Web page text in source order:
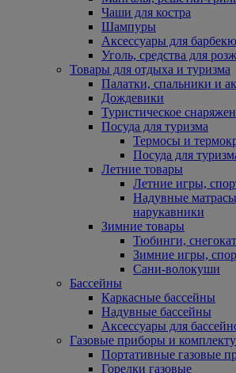
Чаши для костра
Шампуры
Аксессуары для барбекю
Уголь, средства для
Товары для отдыха и туризма
Палатки, спальники и
Дождевики
Туристическое
Посуда для туризма
Термосы и
Посуда для
Летние товары
Летние игры,
Надувные
нарукавники
Зимние товары
Тюбинги,
Зимние игры,
Сани-волокуши
Бассейны
Каркасные бассейны
Надувные бассейны
Аксессуары для
Газовые приборы и
Портативные газовые
Горелки газовые